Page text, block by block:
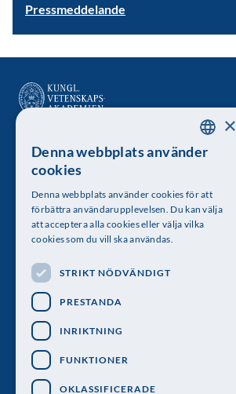
Pressmeddelande
Kungl. Vetenskapsakademien
Besöksadress: Lilla Frescativägen 4A
Telefon: 08-673 95 00
Följ oss
SWEDISH
×
Denna webbplats använder
cookies
Denna webbplats använder cookies för att
förbättra användarupplevelsen. Du kan välja
att acceptera alla cookies eller välja vilka
cookies som du vill ska användas.
STRIKT NÖDVÄNDIGT
PRESTANDA
INRIKTNING
FUNKTIONER
OKLASSIFICERADE